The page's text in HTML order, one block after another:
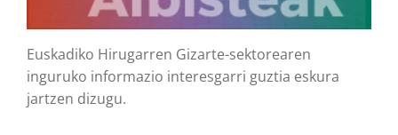
Euskadiko Hirugarren Gizarte-sektorearen
inguruko informazio interesgarri guztia eskura
jartzen dizugu.